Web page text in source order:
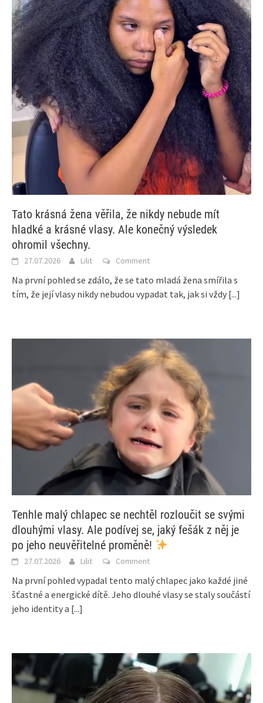
Tato krásná žena věřila, že nikdy nebude mít
hladké a krásné vlasy. Ale konečný výsledek
ohromil všechny.
27.07.2026 Lilit Comment
Na první pohled se zdálo, že se tato mladá žena smířila s
tím, že její vlasy nikdy nebudou vypadat tak, jak si vždy [...]
Tenhle malý chlapec se nechtěl rozloučit se svými
dlouhými vlasy. Ale podívej se, jaký fešák z něj je
po jeho neuvěřitelné proměně!
27.07.2026 Lilit Comment
Na první pohled vypadal tento malý chlapec jako každé jiné
šťastné a energické dítě. Jeho dlouhé vlasy se staly součástí
jeho identity a [...]